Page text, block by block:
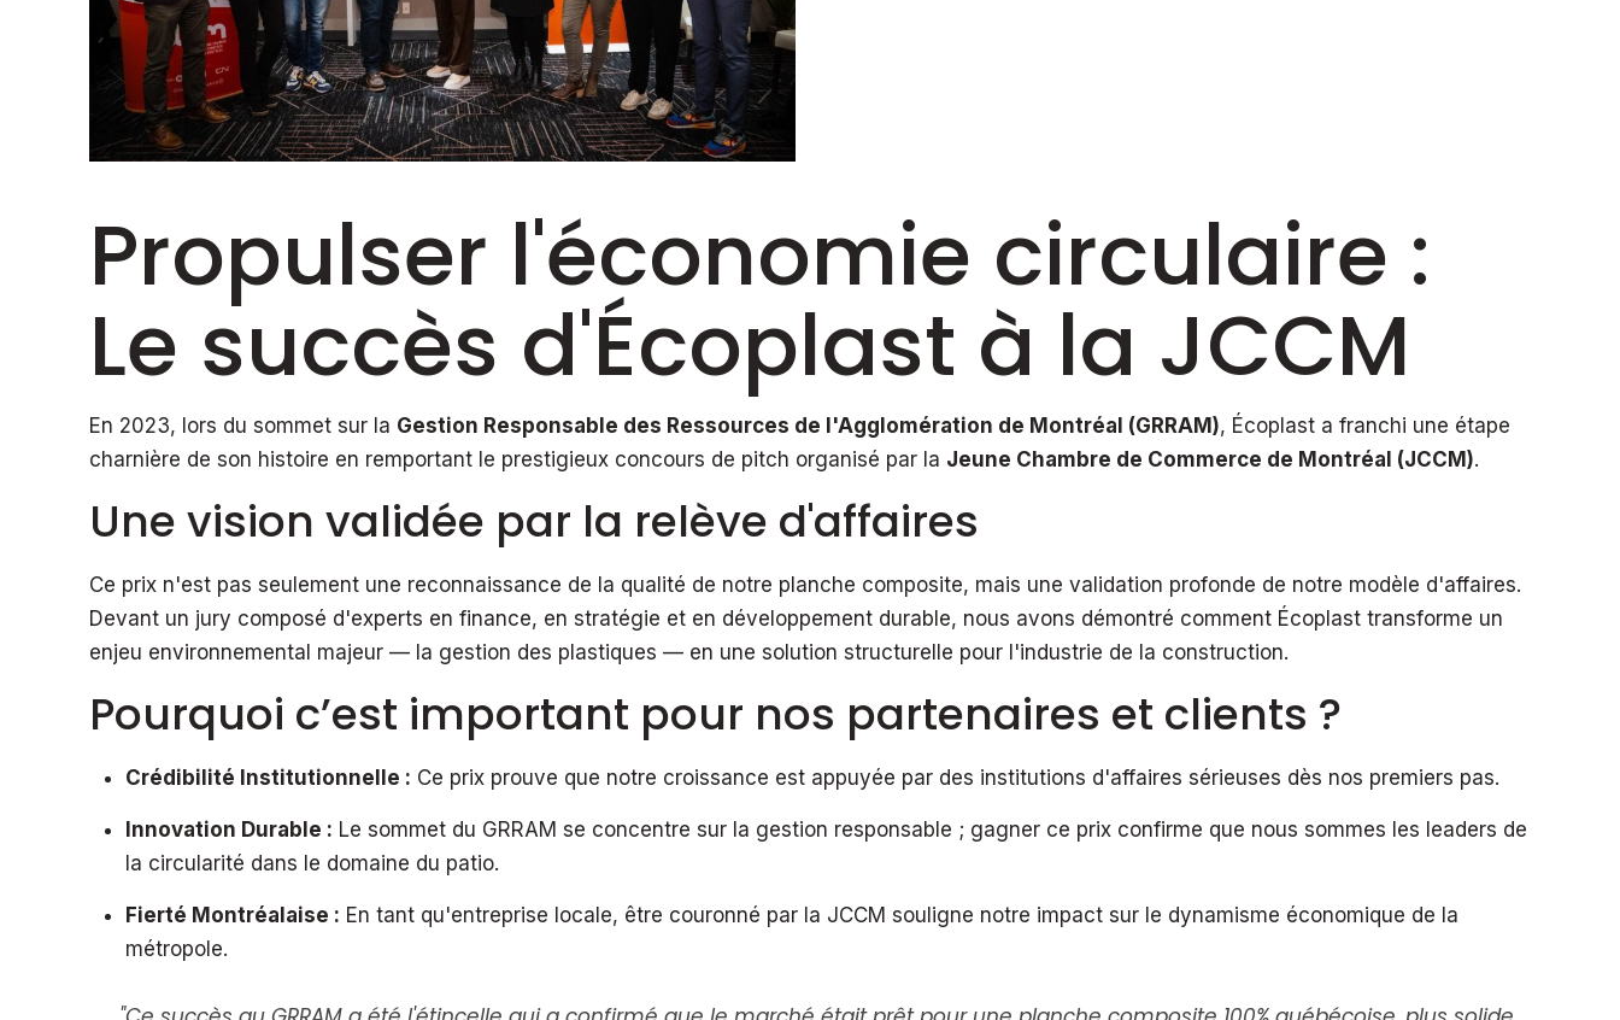
Propulser l'économie circulaire :
Le succès d'Écoplast à la JCCM
En 2023, lors du sommet sur la Gestion Responsable des Ressources de l'Agglomération de Montréal (GRRAM), Écoplast a franchi une étape
charnière de son histoire en remportant le prestigieux concours de pitch organisé par la Jeune Chambre de Commerce de Montréal (JCCM).
Une vision validée par la relève d'affaires
Ce prix n'est pas seulement une reconnaissance de la qualité de notre planche composite, mais une validation profonde de notre modèle d'affaires.
Devant un jury composé d'experts en finance, en stratégie et en développement durable, nous avons démontré comment Écoplast transforme un
enjeu environnemental majeur — la gestion des plastiques — en une solution structurelle pour l'industrie de la construction.
Pourquoi c’est important pour nos partenaires et clients ?
Crédibilité Institutionnelle : Ce prix prouve que notre croissance est appuyée par des institutions d'affaires sérieuses dès nos premiers pas.
Innovation Durable : Le sommet du GRRAM se concentre sur la gestion responsable ; gagner ce prix confirme que nous sommes les leaders de
la circularité dans le domaine du patio.
Fierté Montréalaise : En tant qu'entreprise locale, être couronné par la JCCM souligne notre impact sur le dynamisme économique de la
métropole.